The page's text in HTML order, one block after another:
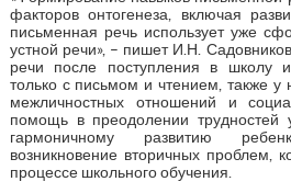
факторов онтогенеза, включая
письменная речь использует уже
устной речи», – пишет И.Н.
речи после поступления в школу
только с письмом и чтением, также
межличностных отношений и
помощь в преодолении трудностей
гармоничному развитию
возникновение вторичных проблем,
процессе школьного обучения.